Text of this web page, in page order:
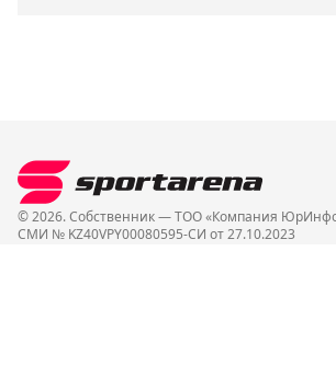
© 2026. Собственник — ТОО «Компания
СМИ № KZ40VPY00080595-СИ от 27.10.2023